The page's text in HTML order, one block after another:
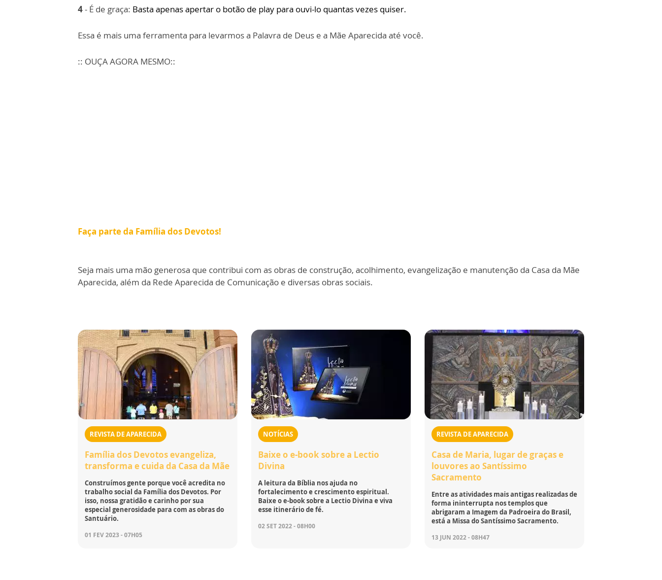
4- É de graça: Basta apenas apertar o botão de play para ouvi-lo quantas vezes quiser.
Essa é mais uma ferramenta para levarmos a Palavra de Deus e a Mãe Aparecida até você.
:: OUÇA AGORA MESMO::
Faça parte da Família dos Devotos!
Seja mais uma mão generosa que contribui com as obras de construção, acolhimento, evangelização e manutenção da Casa da Mãe
Aparecida, além da Rede Aparecida de Comunicação e diversas obras sociais.
REVISTA DE APARECIDA
Família dos Devotos evangeliza,
transforma e cuida da Casa da Mãe
Construímos gente porque você acredita no
trabalho social da Família dos Devotos. Por
isso, nossa gratidão e carinho por sua
especial generosidade para com as obras do
Santuário.
01 FEV 2023 - 07H05
NOTÍCIAS
Baixe o e-book sobre a Lectio
Divina
A leitura da Bíblia nos ajuda no
fortalecimento e crescimento espiritual.
Baixe o e-book sobre a Lectio Divina e viva
esse itinerário de fé.
02 SET 2022 - 08H00
REVISTA DE APARECIDA
Casa de Maria, lugar de graças e
louvores ao Santíssimo
Sacramento
Entre as atividades mais antigas realizadas de
forma ininterrupta nos templos que
abrigaram a Imagem da Padroeira do Brasil,
está a Missa do Santíssimo Sacramento.
13 JUN 2022 - 08H47